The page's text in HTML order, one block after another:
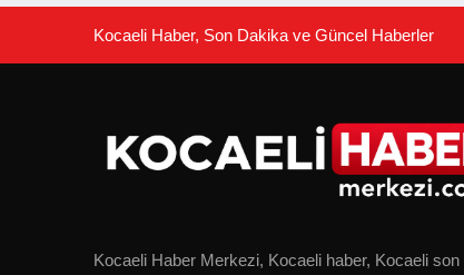
Kocaeli Haber, Son Dakika ve Güncel Haberler
Kocaeli Haber Merkezi, Kocaeli haber, Kocaeli son